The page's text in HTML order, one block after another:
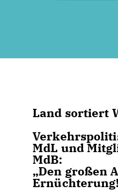
Land sortiert
MdL und
MdB:
Den großen